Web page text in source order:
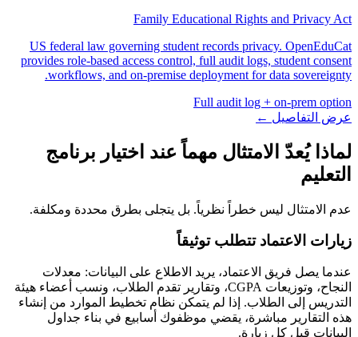
Family Educational Rights and Privacy Act
US federal law governing student records privacy. OpenEduCat
provides role-based access control, full audit logs, student consent
workflows, and on-premise deployment for data sovereignty.
Full audit log + on-prem option
عرض التفاصيل ←
لماذا يُعدّ الامتثال مهماً عند اختيار برنامج
التعليم
عدم الامتثال ليس خطراً نظرياً. بل يتجلى بطرق محددة ومكلفة.
زيارات الاعتماد تتطلب توثيقاً
عندما يصل فريق الاعتماد، يريد الاطلاع على البيانات: معدلات
النجاح، وتوزيعات CGPA، وتقارير تقدم الطلاب، ونسب أعضاء هيئة
التدريس إلى الطلاب. إذا لم يتمكن نظام تخطيط الموارد من إنشاء
هذه التقارير مباشرة، يقضي موظفوك أسابيع في بناء جداول
البيانات قبل كل زيارة.